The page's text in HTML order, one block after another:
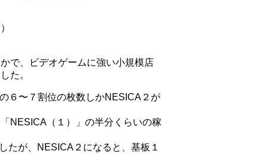
で、ビデオゲームに強い小規模店
た。
６〜７割位の枚数しかNESICA２が
NESICA（１）」の半分くらいの稼
たが、NESICA２になると、基板１